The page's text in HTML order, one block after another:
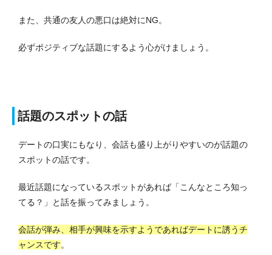
また、共通の友人の悪口は絶対にNG。
必ずポジティブな話題にするよう心がけましょう。
話題のスポットの話
デートの口実にもなり、会話も盛り上がりやすいのが話題の
スポットの話です。
最近話題になっているスポットがあれば「こんなところ知っ
てる？」と話を振ってみましょう。
会話が弾み、相手が興味を示すようであればデートに誘うチ
ャンスです。